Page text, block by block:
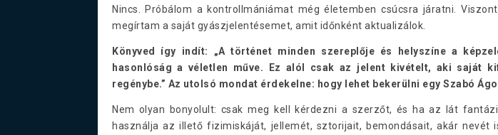
Nincs. Próbálom a kontrollmániámat még életemben csúcsra járatni.
megírtam a saját gyászjelentésemet, amit időnként aktualizálok.
Könyved így indít: „A történet minden szereplője és helyszíne a
hasonlóság a véletlen műve. Ez alól csak az jelent kivételt, aki saját
regénybe.” Az utolsó mondat érdekelne: hogy lehet bekerülni egy Szabó
Nem olyan bonyolult: csak meg kell kérdezni a szerzőt, és ha az lát
használja az illető fizimiskáját, jellemét, sztorijait, bemondásait, akár nevét